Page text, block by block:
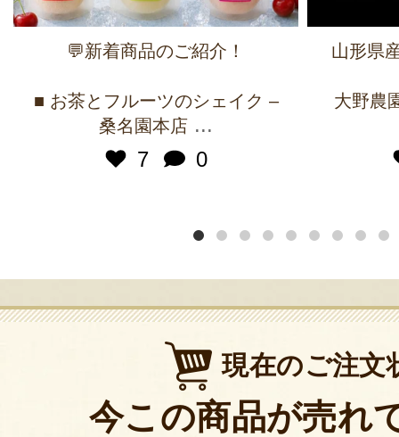
💬新着商品のご紹介！
■ お茶とフルーツのシェイク –
桑名園本店 ...
7
0
山形県
大野農
現在のご注文
今この商品が売れ